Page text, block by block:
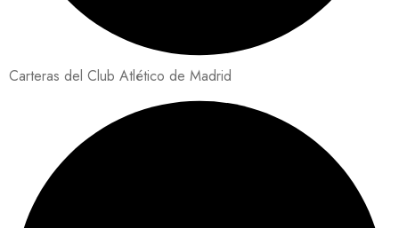
Carteras del Club Atlético de Madrid